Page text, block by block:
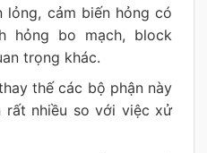
lỏng, cảm biến hỏng có
hỏng bo mạch, block
trọng khác.
thế các bộ phận này
rất nhiều so với việc xử